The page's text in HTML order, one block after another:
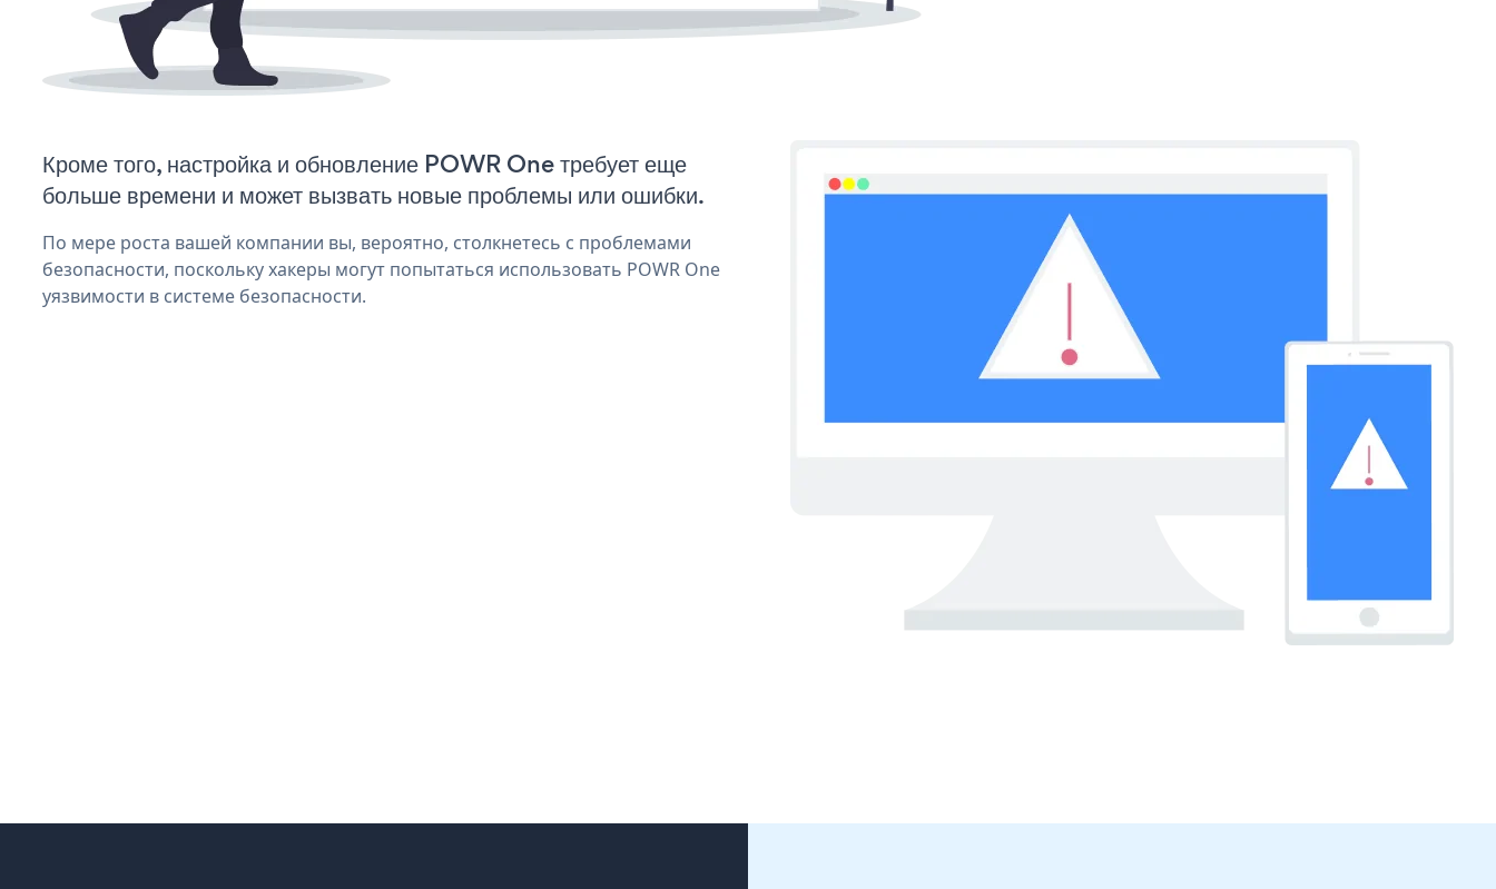
Кроме того, настройка и обновление POWR One требует еще
больше времени и может вызвать новые проблемы или ошибки.
По мере роста вашей компании вы, вероятно, столкнетесь с проблемами
безопасности, поскольку хакеры могут попытаться использовать POWR One
уязвимости в системе безопасности.